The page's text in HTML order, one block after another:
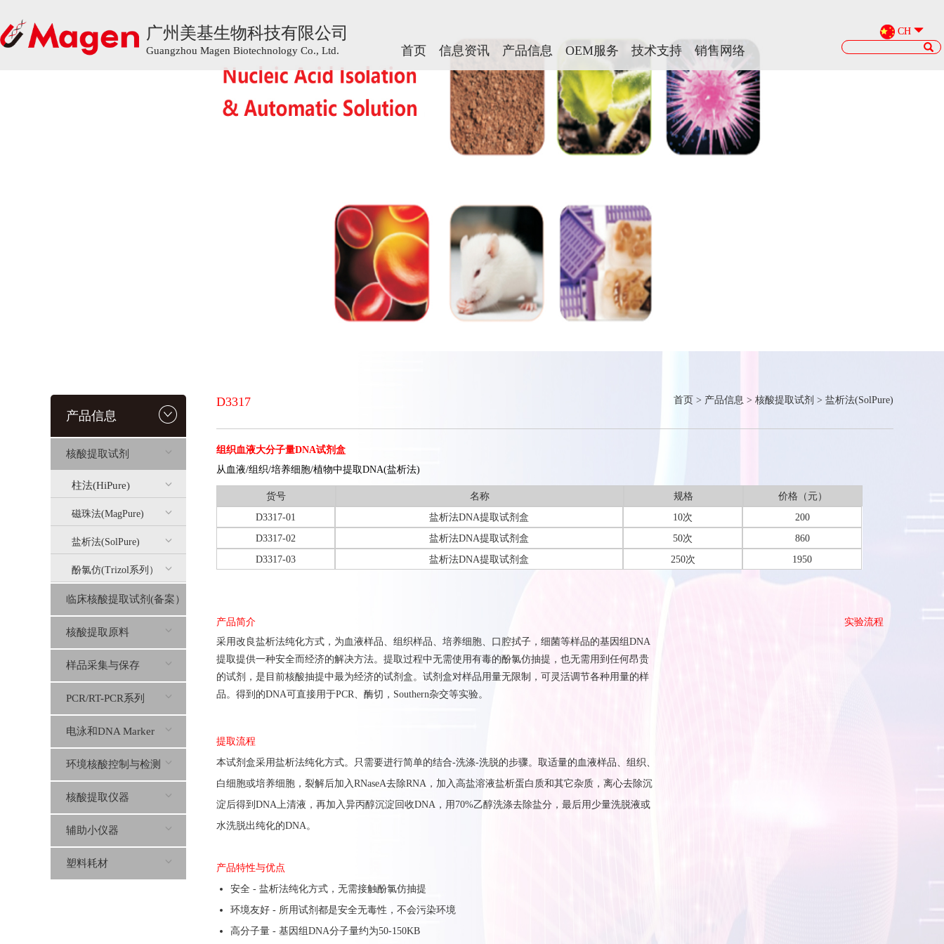
广州美基生物科技有限公司
Guangzhou Magen Biotechnology Co., Ltd.
CH
首页 信息资讯 产品信息 OEM服务 技术支持 销售网络
广州美基生物科技有限公司
Guangzhou Magen Biotechnology Co., Ltd.
CH
首页 信息资讯 产品信息 OEM服务 技术支持 销售网络
产品信息
核酸提取试剂
柱法(HiPure)
磁珠法(MagPure)
盐析法(SolPure)
酚氯仿(Trizol系列）
临床核酸提取试剂(备案）
核酸提取原料
样品采集与保存
PCR/RT-PCR系列
电泳和DNA Marker
环境核酸控制与检测
核酸提取仪器
辅助小仪器
塑料耗材
D3317 首页 > 产品信息 > 核酸提取试剂 > 盐析法(SolPure)
组织血液大分子量DNA试剂盒
从血液/组织/培养细胞/植物中提取DNA(盐析法)
货号 名称 规格
价格（元）
D3317-01
盐析法DNA提取试剂盒 10次
200
D3317-02
盐析法DNA提取试剂盒 50次
860
D3317-03
盐析法DNA提取试剂盒 250次 1950
产品简介
实验流程
采用改良盐析法纯化方式，为血液样品、组织样品、培养细胞、口腔拭子，细菌等样品的基因组 DNA
提取提供一种安全而经济的解决方法。提取过程中无需使用有毒的酚氯仿抽提，也无需用到任何昂贵
的试剂，是目前核酸抽提中最为经济的试剂盒。试剂盒对样品用量无限制，可灵活调节各种用量的样
品。得到的DNA可直接用于PCR、酶切， Southern杂交等实验。
提取流程
本试剂盒采用盐析法纯化方式。只需要进行简单的结合-洗涤-洗脱的步骤。取适量的血液样品、组织、
白细胞或培养细胞，裂解后加入RNaseA去除RNA，加入高盐溶液盐析蛋白质和其它杂质，离心去除沉
淀后得到DNA上清液，再加入异丙醇沉淀回收DNA，用70%乙醇洗涤去除盐分，最后用少量洗脱液或
水洗脱出纯化的DNA。
产品特性与优点
安全 - 盐析法纯化方式，无需接触酚氯仿抽提
环境友好 - 所用试剂都是安全无毒性，不会污染环境
高分子量 - 基因组DNA分子量约为50-150KB